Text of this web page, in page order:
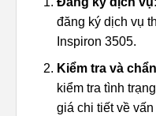
đăng ký dịch vụ
Inspiron 3505.
Kiểm tra và
kiểm tra tình
giá chi tiết về